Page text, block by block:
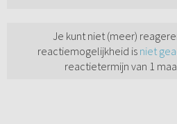
Je kunt niet (meer)
reactiemogelijkheid is niet
reactietermijn van 1